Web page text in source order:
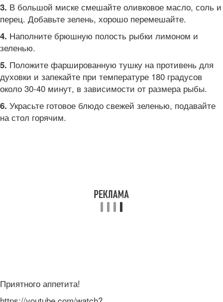
3. В большой миске смешайте оливковое масло, соль и
перец. Добавьте зелень, хорошо перемешайте.
4. Наполните брюшную полость рыбки лимоном и
зеленью.
5. Положите фаршированную тушку на противень для
духовки и запекайте при температуре 180 градусов
около 30-40 минут, в зависимости от размера рыбы.
6. Украсьте готовое блюдо свежей зеленью, подавайте
на стол горячим.
Приятного аппетита!